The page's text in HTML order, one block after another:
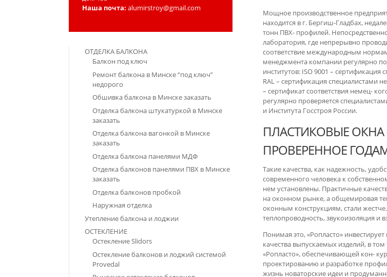
Наша почта: alumirstroy@gmail.com
ОТДЕЛКА БАЛКОНА
Балкон под ключ
Ремонт балкона в Минске “под ключ”
недорого
Обшивка балкона в Минске заказать
Отделка балкона штукатуркой в Минске
заказать
Отделка балкона вагонкой в Минске
заказать
Отделка балкона панелями МДФ
Отделка балконов панелями ПВХ в Минске
заказать
Отделка балконов пробкой
Наружная отделка
Утепление балкона и лоджии
ОСТЕКЛЕНИЕ
Остекление Slidors
Остекление балконов и лоджий системой
Provedal
Мощное производственное
находится в г. Бергиш-Гладбах,
тонн ПВХ- профилей.
лаборатория, где непрерывно
соответствие международным
менеджмента компании регулярно
институтов: ISO 9001 –
RAL – сертификация специалистами
– сертификат соответствия немец-
регулярно проверяется
и Института Госстроя России.
ПЛАСТИКОВЫЕ ОКНА
ПРОВЕРЕННОЕ
Такие качества, как надежность,
современного человека к
нем установлены. Практичные
на оконном рынке, а общемировая
оконным конструкциям, стали
теплопроводность, звукоизоляция и
Понимая это, «Ропласто»
качества выпускаемых изделий, в
«Ропласто», обеспечивающей кон-
проектированию и разработке
жизнь новаторские идеи и